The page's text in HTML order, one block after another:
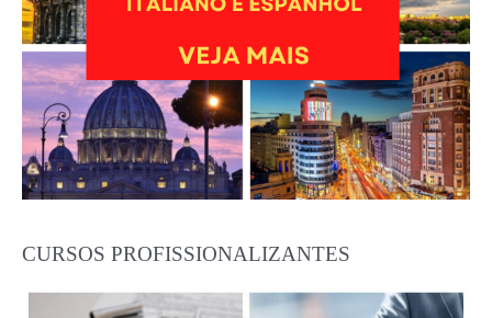
CURSOS PROFISSIONALIZANTES